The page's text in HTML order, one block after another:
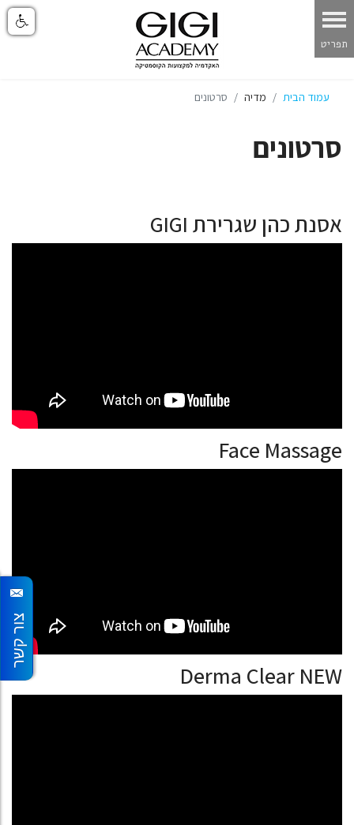
עמוד הבית מדיה סרטונים
סרטונים
אסנת כהן שגרירת GIGI
Face Massage
Derma Clear NEW
צור קשר